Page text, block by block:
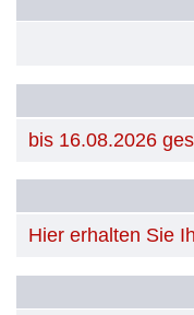
bis 16.08.2026
Hier erhalten Sie